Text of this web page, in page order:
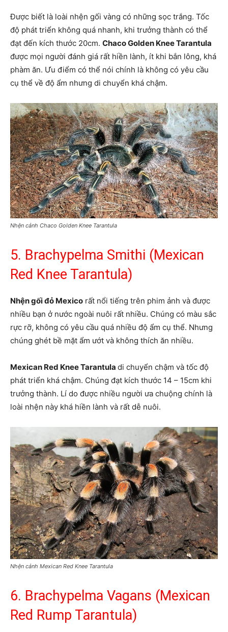
Được biết là loài nhện gối vàng có những sọc trắng. Tốc
độ phát triển không quá nhanh, khi trưởng thành có thể
đạt đến kích thước 20cm. Chaco Golden Knee Tarantula
được mọi người đánh giá rất hiền lành, ít khi bắn lông, khá
phàm ăn. Ưu điểm có thể nói chính là không có yêu cầu
cụ thể về độ ẩm nhưng di chuyển khá chậm.
Nhện cảnh Chaco Golden Knee Tarantula
5. Brachypelma Smithi (Mexican
Red Knee Tarantula)
Nhện gối đỏ Mexico rất nổi tiếng trên phim ảnh và được
nhiều bạn ở nước ngoài nuôi rất nhiều. Chúng có màu sắc
rực rỡ, không có yêu cầu quá nhiều độ ẩm cụ thể. Nhưng
chúng ghét bề mặt ẩm ướt và không thích ăn nhiều.
Mexican Red Knee Tarantula di chuyển chậm và tốc độ
phát triển khá chậm. Chúng đạt kích thước 14 – 15cm khi
trưởng thành. Lí do được nhiều người ưa chuộng chính là
loài nhện này khá hiền lành và rất dễ nuôi.
Nhện cảnh Mexican Red Knee Tarantula
6. Brachypelma Vagans (Mexican
Red Rump Tarantula)